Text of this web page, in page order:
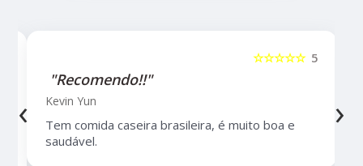
5
☆☆☆☆☆
"Recomendo!!"
Kevin Yun
Tem comida caseira brasileira, é muito boa e
saudável.
‹ ›